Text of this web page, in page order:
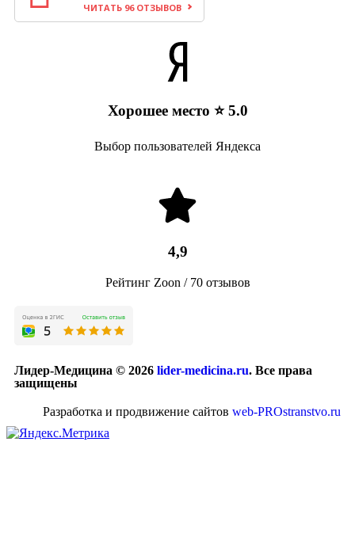
ЧИТАТЬ 96 ОТЗЫВОВ
Хорошее место ⭐ 5.0
Выбор пользователей Яндекса
4,9
Рейтинг Zoon / 70 отзывов
Лидер-Медицина © 2026 lider-medicina.ru. Все права
защищены
Разработка и продвижение сайтов web-PROstranstvo.ru